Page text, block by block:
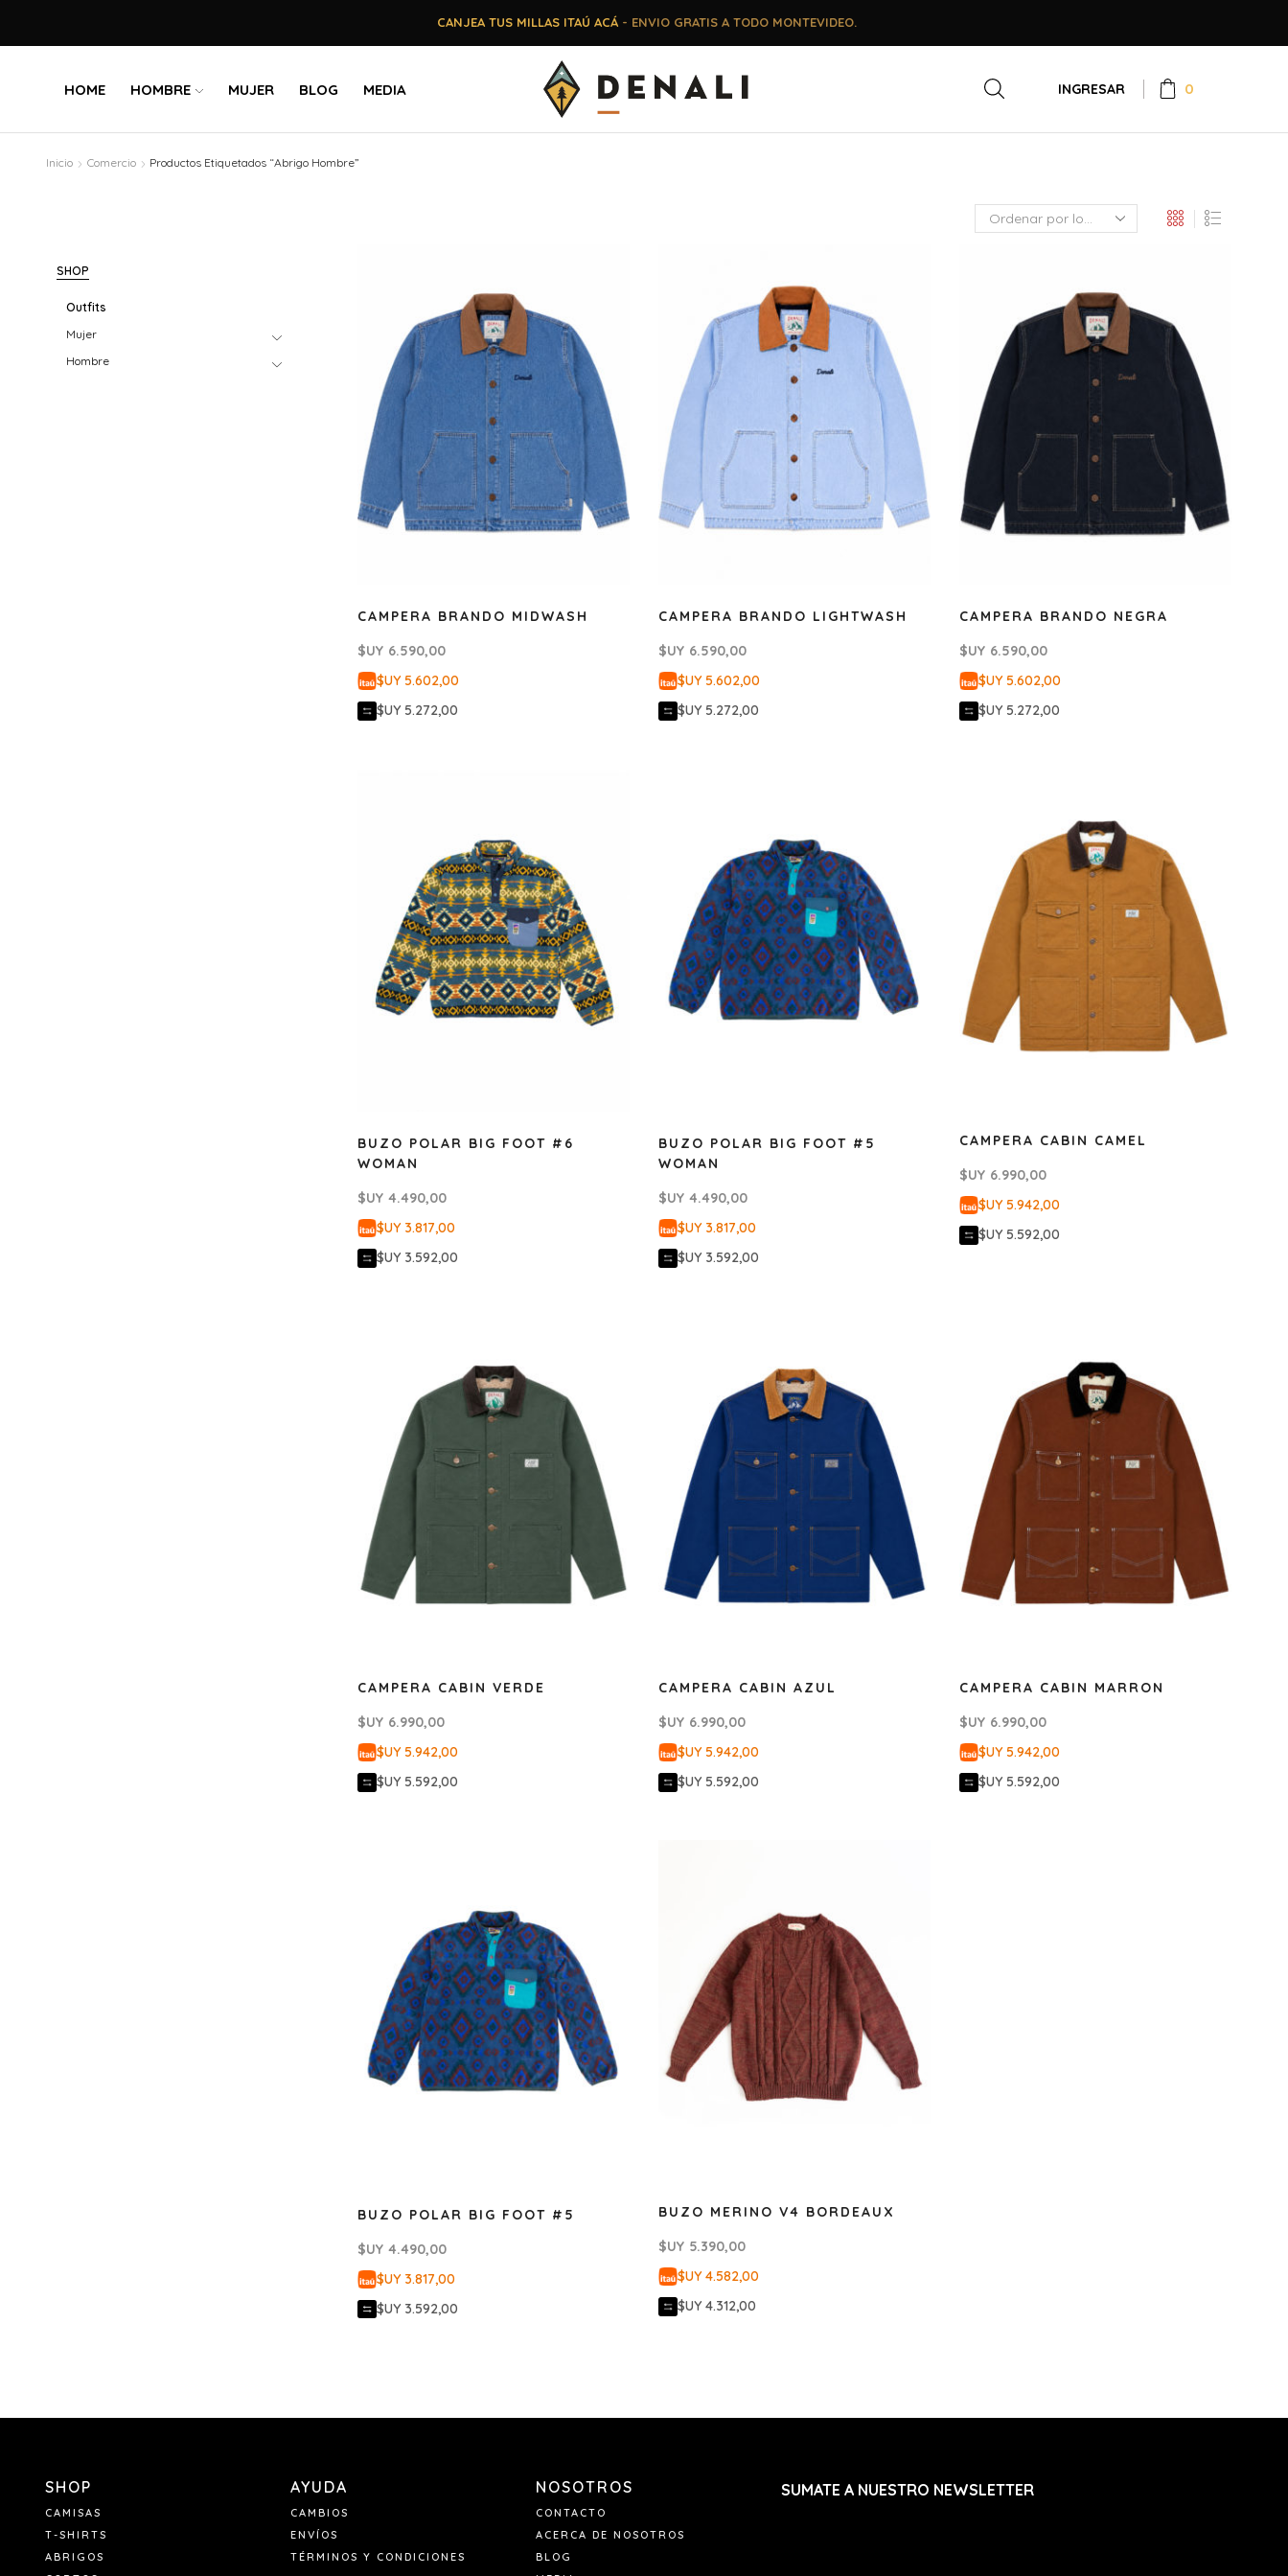
CANJEA TUS MILLAS ITAÚ ACÁ- ENVIO GRATIS A TODO MONTEVIDEO.
HOME HOMBRE MUJER BLOG MEDIA INGRESAR 0
Inicio Comercio Productos Etiquetados “Abrigo Hombre”
CAMPERA BRANDO MIDWASH
$UY 6.590,00
$UY 5.602,00
$UY 5.272,00
CAMPERA BRANDO LIGHTWASH
$UY 6.590,00
$UY 5.602,00
$UY 5.272,00
CAMPERA BRANDO NEGRA
$UY 6.590,00
$UY 5.602,00
$UY 5.272,00
BUZO POLAR BIG FOOT #6
WOMAN
$UY 4.490,00
$UY 3.817,00
$UY 3.592,00
BUZO POLAR BIG FOOT #5
WOMAN
$UY 4.490,00
$UY 3.817,00
$UY 3.592,00
CAMPERA CABIN CAMEL
$UY 6.990,00
$UY 5.942,00
$UY 5.592,00
CAMPERA CABIN VERDE
$UY 6.990,00
$UY 5.942,00
$UY 5.592,00
CAMPERA CABIN AZUL
$UY 6.990,00
$UY 5.942,00
$UY 5.592,00
CAMPERA CABIN MARRON
$UY 6.990,00
$UY 5.942,00
$UY 5.592,00
BUZO POLAR BIG FOOT #5
$UY 4.490,00
$UY 3.817,00
$UY 3.592,00
BUZO MERINO V4 BORDEAUX
$UY 5.390,00
$UY 4.582,00
$UY 4.312,00
SHOP
Outfits
Mujer
Hombre
SHOP
CAMISAS
T-SHIRTS
ABRIGOS
AYUDA
CAMBIOS
ENVÍOS
TÉRMINOS Y CONDICIONES
NOSOTROS
CONTACTO
ACERCA DE NOSOTROS
BLOG
SUMATE A NUESTRO NEWSLETTER